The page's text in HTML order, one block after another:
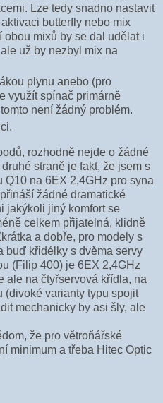
Lze tedy snadno nastavit
butterfly nebo mix
obou mixů by se dal udělat i
už by nezbyl mix na
plynu anebo (pro
využít spínač primárně
není žádný problém.
rozhodně nejde o žádné
straně je fakt, že jsem s
na 6EX 2,4GHz pro syna
žádné dramatické
jakýkoli jiný komfort se
celkem přijatelná, klidně
a dobře, pro modely s
buď křidélky s dvěma servy
(Filip 400) je 6EX 2,4GHz
ale na čtyřservová křídla, na
(divoké varianty typu spojit
mechanicky by asi šly, ale
že pro větroňářské
minimum a třeba Hitec Optic